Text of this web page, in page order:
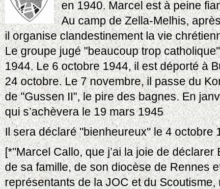
en 1940. Marcel est à peine
Au camp de Zella-Melhis,
il organise clandestinement la vie
Le groupe jugé "beaucoup trop
1944. Le 6 octobre 1944, il est déporté à
24 octobre. Le 7 novembre, il passe du
de "Gussen II", le pire des bagnes. En
qui s’achèvera le 19 mars 1945
Il sera déclaré "bienheureux" le 4 octobre
[*"Marcel Callo, que j’ai la joie de
de sa famille, de son diocèse de Rennes
représentants de la JOC et du Scoutisme,